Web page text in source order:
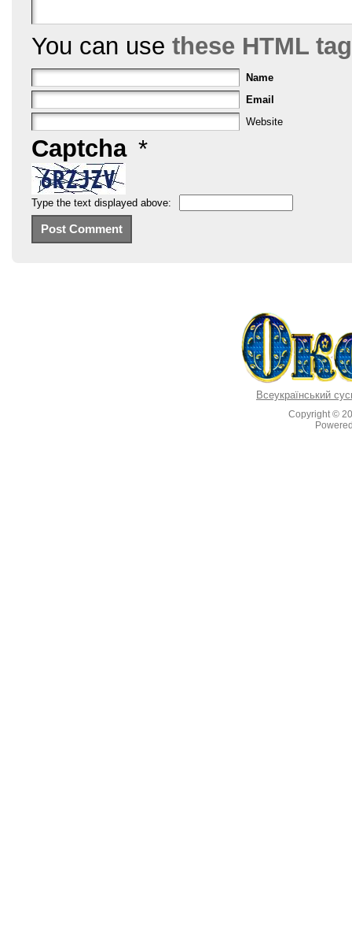
You can use these HTML
Name
Email
Website
Captcha *
Type the text displayed above:
Всеукраїнський
Copyright ©